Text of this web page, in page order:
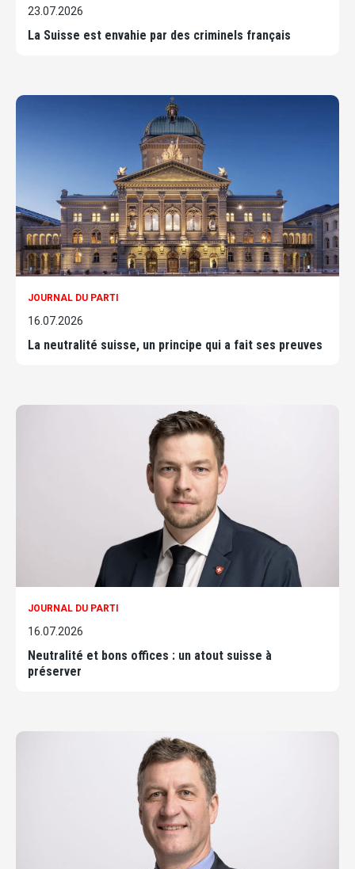
23.07.2026
La Suisse est envahie par des criminels français
JOURNAL DU PARTI
16.07.2026
La neutralité suisse, un principe qui a fait ses preuves
JOURNAL DU PARTI
16.07.2026
Neutralité et bons offices : un atout suisse à
préserver